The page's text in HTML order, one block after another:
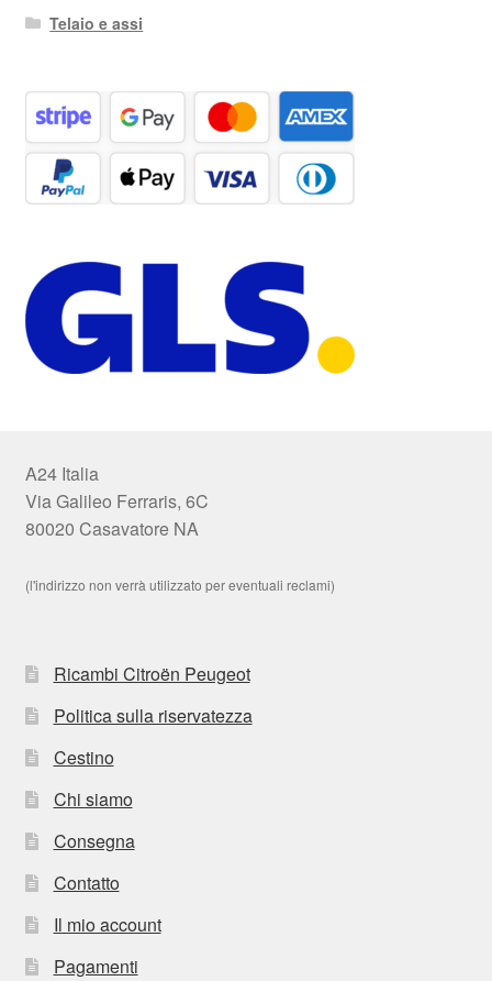
Telaio e assi
A24 Italia
Via Galileo Ferraris, 6C
80020 Casavatore NA
(l'indirizzo non verrà utilizzato per eventuali reclami)
Ricambi Citroën Peugeot
Politica sulla riservatezza
Cestino
Chi siamo
Consegna
Contatto
Il mio account
Pagamenti